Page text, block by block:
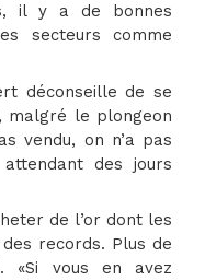
il y a de bonnes
secteurs comme
déconseille de se
malgré le plongeon
vendu, on n’a pas
des jours
de l’or dont les
records. Plus de
«Si vous en avez